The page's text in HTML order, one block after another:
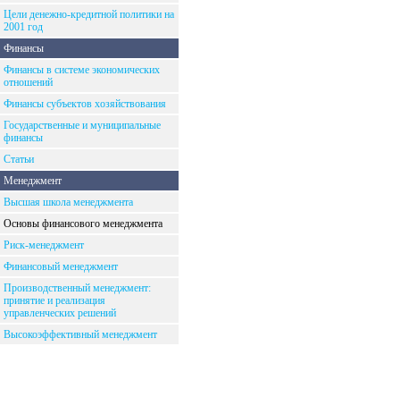
Цели денежно-кредитной политики на
2001 год
Финансы
Финансы в системе экономических
отношений
Финансы субъектов хозяйствования
Государственные и муниципальные
финансы
Статьи
Менеджмент
Высшая школа менеджмента
Основы финансового менеджмента
Риск-менеджмент
Финансовый менеджмент
Производственный менеджмент:
принятие и реализация
управленческих решений
Высокоэффективный менеджмент